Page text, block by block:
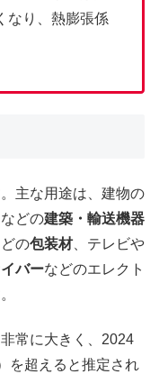
なり、熱膨張係
主な用途は、建物の
どの建築・輸送機器
の包装材、テレビや
バーなどのエレクト
常に大きく、2024
を超えると推定され